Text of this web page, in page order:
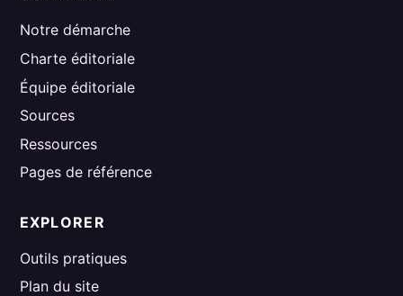
Notre démarche
Charte éditoriale
Équipe éditoriale
Sources
Ressources
Pages de référence
EXPLORER
Outils pratiques
Plan du site